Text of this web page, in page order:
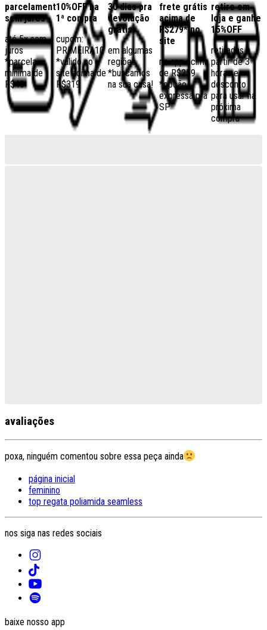
parcelamento
sem juros
até 5x sem
juros
*parcela
mínima de
R$40
10%OFF na
1ª compra
cupom:
PRIMEIRA10
*válido no
site acima de
R$319
30 dias pra
devolução
grátis
em algumas
regiões,
*buscamos
na sua casa!
frete grátis
acima de
R$279* no
site
no app acima
de R$259
*opção
expressa pra
SP
retire em
loja e ganhe
15%OFF
retiradas a
partir de 3
horas e
desconto
para usar na
próxima
compra
avaliações
poxa, ninguém comentou sobre essa peça ainda
página inicial
feminino
top regata poliamida seamless
nos siga nas redes sociais
baixe nosso app